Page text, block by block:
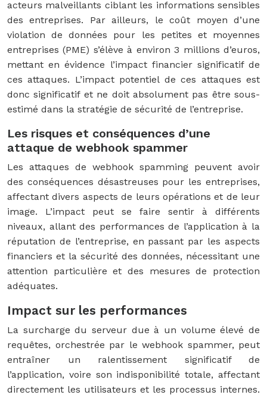
acteurs malveillants ciblant les informations sensibles
des entreprises. Par ailleurs, le coût moyen d’une
violation de données pour les petites et moyennes
entreprises (PME) s’élève à environ 3 millions d’euros,
mettant en évidence l’impact financier significatif de
ces attaques. L’impact potentiel de ces attaques est
donc significatif et ne doit absolument pas être sous-
estimé dans la stratégie de sécurité de l’entreprise.
Les risques et conséquences d’une
attaque de webhook spammer
Les attaques de webhook spamming peuvent avoir
des conséquences désastreuses pour les entreprises,
affectant divers aspects de leurs opérations et de leur
image. L’impact peut se faire sentir à différents
niveaux, allant des performances de l’application à la
réputation de l’entreprise, en passant par les aspects
financiers et la sécurité des données, nécessitant une
attention particulière et des mesures de protection
adéquates.
Impact sur les performances
La surcharge du serveur due à un volume élevé de
requêtes, orchestrée par le webhook spammer, peut
entraîner un ralentissement significatif de
l’application, voire son indisponibilité totale, affectant
directement les utilisateurs et les processus internes.